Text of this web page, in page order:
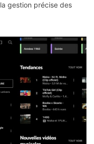
gestion précise des